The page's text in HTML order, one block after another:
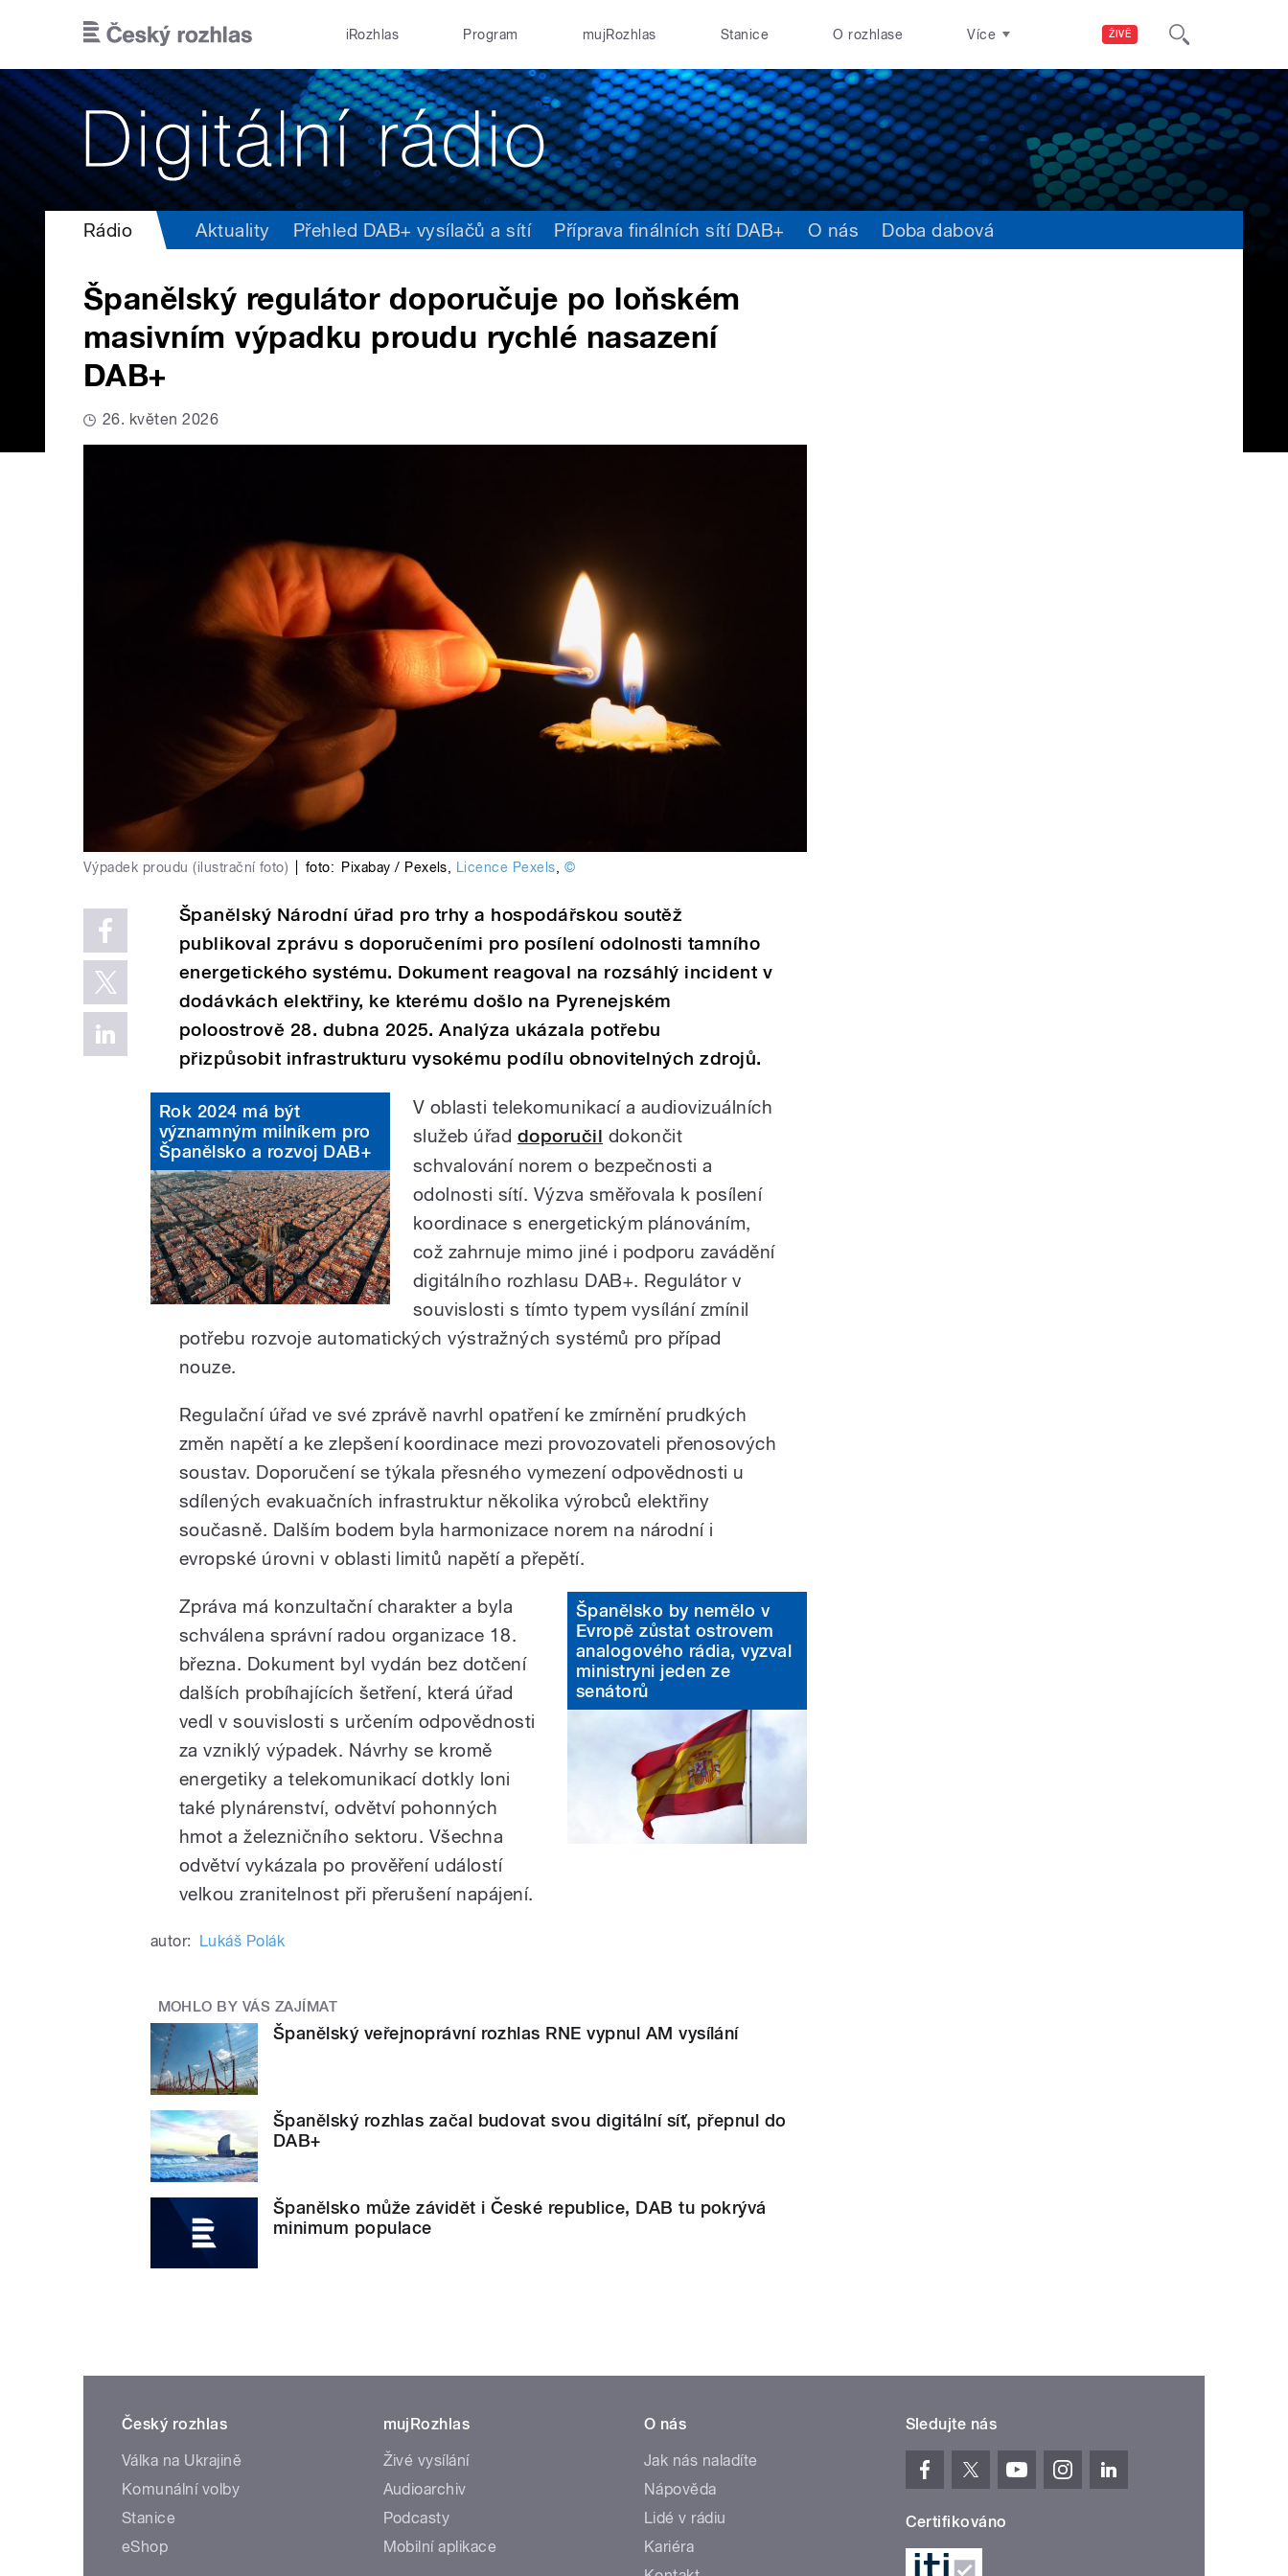
ŽIVĚ
iRozhlas Program mujRozhlas Stanice O rozhlase Více
Rádio Aktuality Přehled DAB+ vysílačů a sítí Příprava finálních sítí DAB+ O nás Doba dabová
Španělský regulátor doporučuje po loňském
masivním výpadku proudu rychlé nasazení
DAB+
26. květen 2026
Výpadek proudu (ilustrační foto) foto: Pixabay / Pexels, Licence Pexels, ©
Španělský Národní úřad pro trhy a hospodářskou soutěž
publikoval zprávu s doporučeními pro posílení odolnosti tamního
energetického systému. Dokument reagoval na rozsáhlý incident v
dodávkách elektřiny, ke kterému došlo na Pyrenejském
poloostrově 28. dubna 2025. Analýza ukázala potřebu
přizpůsobit infrastrukturu vysokému podílu obnovitelných zdrojů.
Rok 2024 má být
významným milníkem pro
Španělsko a rozvoj DAB+
V oblasti telekomunikací a audiovizuálních
služeb úřad doporučil dokončit
schvalování norem o bezpečnosti a
odolnosti sítí. Výzva směřovala k posílení
koordinace s energetickým plánováním,
což zahrnuje mimo jiné i podporu zavádění
digitálního rozhlasu DAB+. Regulátor v
souvislosti s tímto typem vysílání zmínil
potřebu rozvoje automatických výstražných systémů pro případ
nouze.
Regulační úřad ve své zprávě navrhl opatření ke zmírnění prudkých
změn napětí a ke zlepšení koordinace mezi provozovateli přenosových
soustav. Doporučení se týkala přesného vymezení odpovědnosti u
sdílených evakuačních infrastruktur několika výrobců elektřiny
současně. Dalším bodem byla harmonizace norem na národní i
evropské úrovni v oblasti limitů napětí a přepětí.
Španělsko by nemělo v
Evropě zůstat ostrovem
analogového rádia, vyzval
ministryni jeden ze
senátorů
Zpráva má konzultační charakter a byla
schválena správní radou organizace 18.
března. Dokument byl vydán bez dotčení
dalších probíhajících šetření, která úřad
vedl v souvislosti s určením odpovědnosti
za vzniklý výpadek. Návrhy se kromě
energetiky a telekomunikací dotkly loni
také plynárenství, odvětví pohonných
hmot a železničního sektoru. Všechna
odvětví vykázala po prověření událostí
velkou zranitelnost při přerušení napájení.
autor: Lukáš Polák
MOHLO BY VÁS ZAJÍMAT
Španělský veřejnoprávní rozhlas RNE vypnul AM vysílání
Španělský rozhlas začal budovat svou digitální síť, přepnul do
DAB+
Španělsko může závidět i České republice, DAB tu pokrývá
minimum populace
Český rozhlas
Válka na Ukrajině
Komunální volby
Stanice
eShop
mujRozhlas
Živé vysílání
Audioarchiv
Podcasty
Mobilní aplikace
O nás
Jak nás naladíte
Nápověda
Lidé v rádiu
Kariéra
Sledujte nás
Certifikováno